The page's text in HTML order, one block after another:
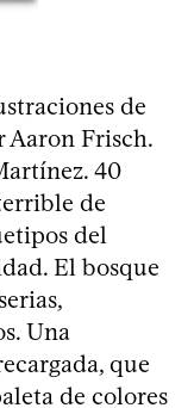
de
Aaron Frisch.
40
de
del
El bosque
Una
que
de colores